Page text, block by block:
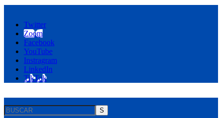
Twitter
Zoom
Facebook
YouTube
Instragram
LinkedIn
TikTok
S